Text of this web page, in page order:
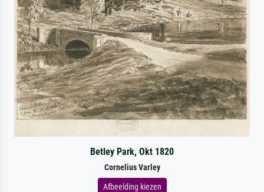
Betley Park, Okt 1820
Cornelius Varley
Afbeelding kiezen